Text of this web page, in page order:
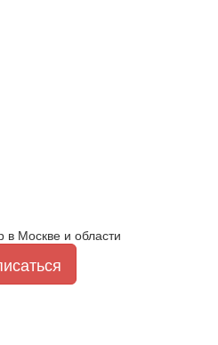
в Москве и области